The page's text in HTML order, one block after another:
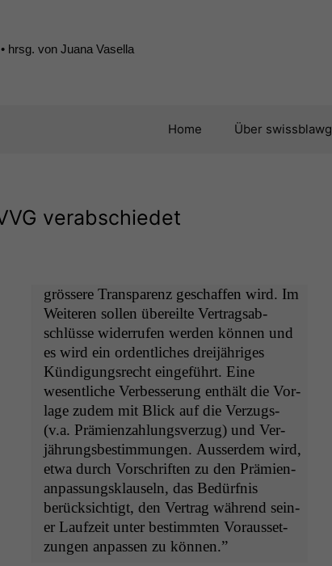
hrsg. von Juana Vasella
Home Über swissblawg
verabschiedet
grössere Trans­parenz geschaf­fen wird. Im
Weit­eren sollen übereilte Ver­tragsab­
schlüsse wider­rufen wer­den kön­nen und
es wird ein ordentlich­es drei­jähriges
Kündi­gungsrecht einge­führt. Eine
wesentliche Verbesserung enthält die Vor­
lage zudem mit Blick auf die Verzugs-
(v.a. Prämien­zahlungsverzug) und Ver­
jährungs­bes­tim­mungen. Ausser­dem wird,
etwa durch Vorschriften zu den Prämien­
an­pas­sungsklauseln, das Bedürf­nis
berück­sichtigt, den Ver­trag während sein­
er Laufzeit unter bes­timmten Voraus­set­
zun­gen anpassen zu können.”